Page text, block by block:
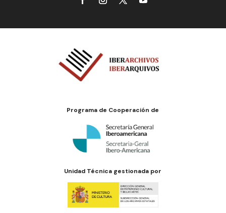
Programa de Cooperación de
Unidad Técnica gestionada por